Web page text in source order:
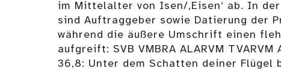
im Mittelalter von Isen/‚Eisen‘ ab. In
sind Auftraggeber sowie Datierung der
während die äußere Umschrift einen
aufgreift: SVB VMBRA ALARVM TVARVM
36,8: Unter dem Schatten deiner Flügel